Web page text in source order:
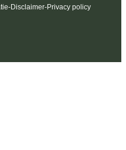
-Disclaimer-Privacy policy